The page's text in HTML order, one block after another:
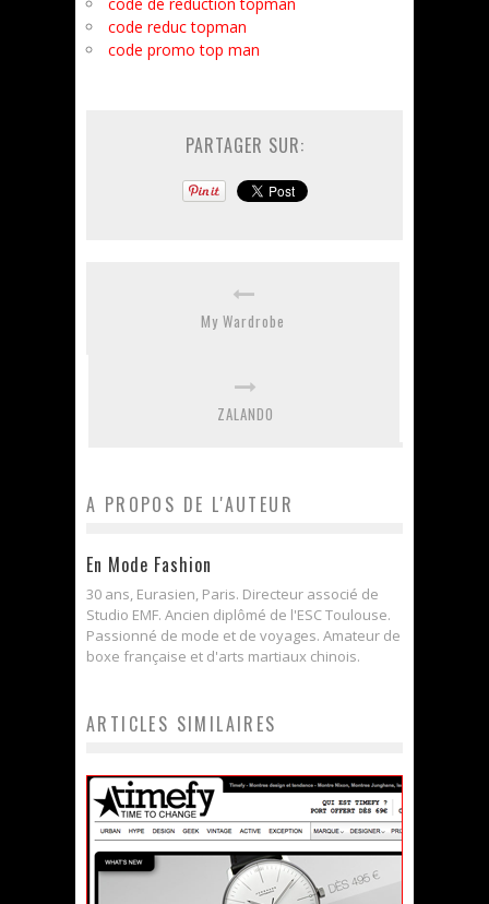
code reduc topman
code promo top man
PARTAGER SUR:
My Wardrobe
ZALANDO
A PROPOS DE L'AUTEUR
En Mode Fashion
30 ans, Eurasien, Paris. Directeur associé de
Studio EMF. Ancien diplômé de l'ESC Toulouse.
Passionné de mode et de voyages. Amateur de
boxe française et d'arts martiaux chinois.
ARTICLES SIMILAIRES